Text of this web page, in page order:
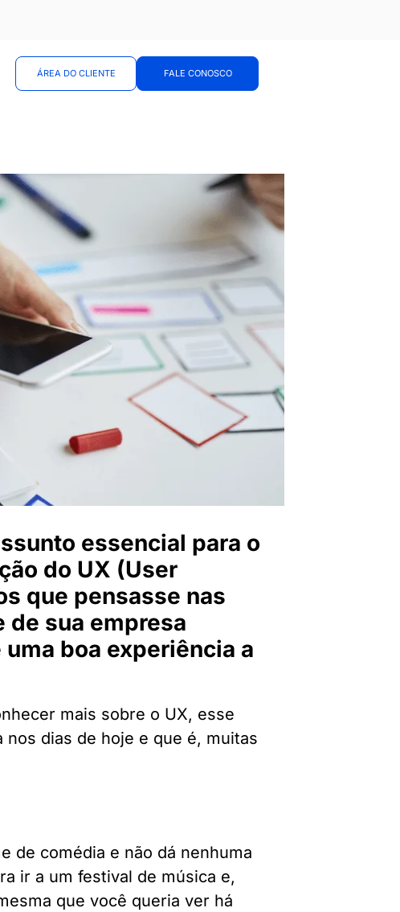
ÁREA DO CLIENTE FALE CONOSCO
essencial para o
do UX (User
que pensasse nas
de sua empresa
boa experiência a
mais sobre o UX, esse
dias de hoje e que é, muitas
de comédia e não dá nenhuma
ir a um festival de música e,
que você queria ver há